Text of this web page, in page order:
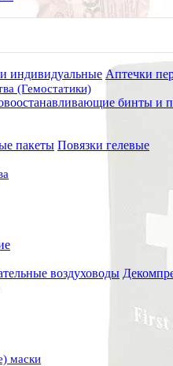
индивидуальные Аптечки
(Гемостатики)
бинты и
пакеты Повязки гелевые
воздуховоды
маски